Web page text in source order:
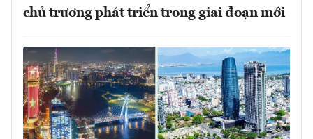
chủ trương phát triển trong giai đoạn mới